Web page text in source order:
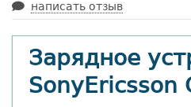
написать отзыв
Зарядное
SonyEricsson